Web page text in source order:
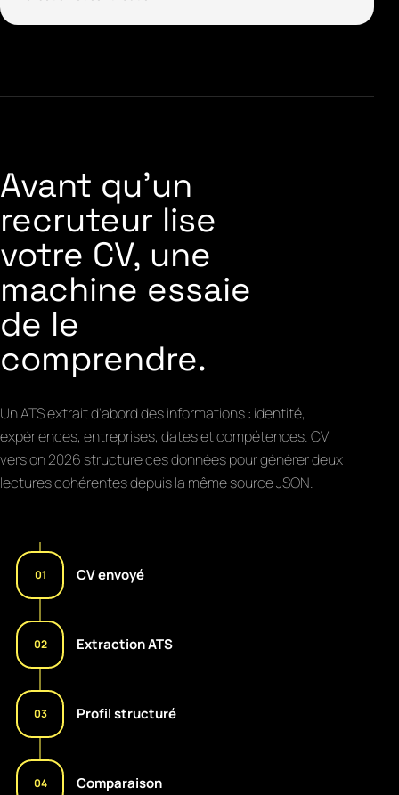
Avant qu'un
recruteur lise
votre CV, une
machine essaie
de le
comprendre.
Un ATS extrait d'abord des informations : identité,
expériences, entreprises, dates et compétences. CV
version 2026 structure ces données pour générer deux
lectures cohérentes depuis la même source JSON.
01 CV envoyé
02 Extraction ATS
03 Profil structuré
04 Comparaison